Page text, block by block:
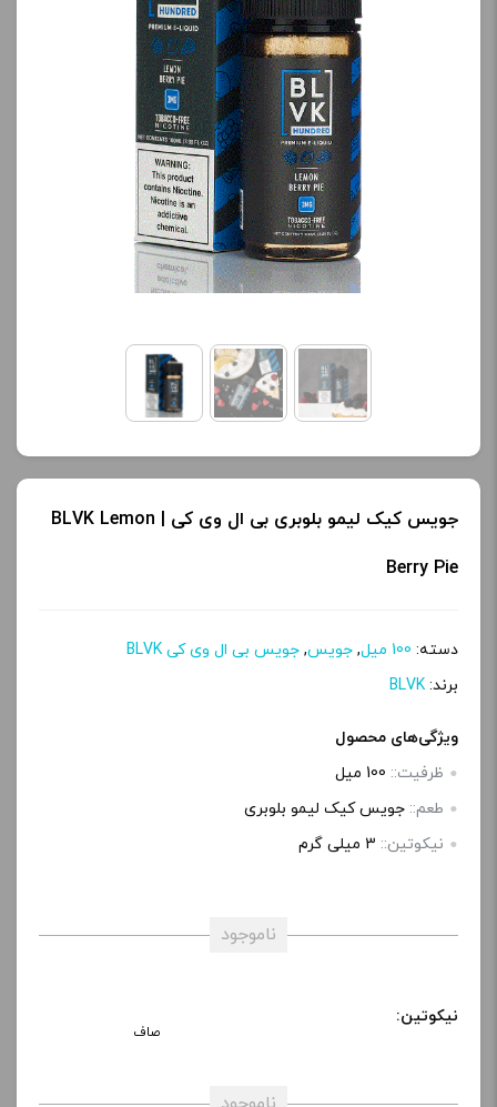
جویس کیک لیمو بلوبری بی ال وی کی | BLVK Lemon
Berry Pie
دسته: 100 میل , جویس, جویس بی ال وی کی BLVK
برند: BLVK
ویژگی‌های محصول
ظرفیت:: 100 میل
طعم:: جویس کیک لیمو بلوبری
نیکوتین:: 3 میلی‌ گرم
ناموجود
نیکوتین:
صاف